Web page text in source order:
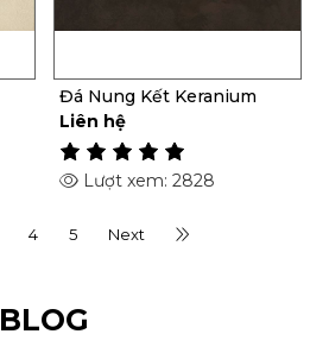
Đá Nung Kết Keranium
Liên hệ
Lượt xem: 2828
4 5 Next
BLOG